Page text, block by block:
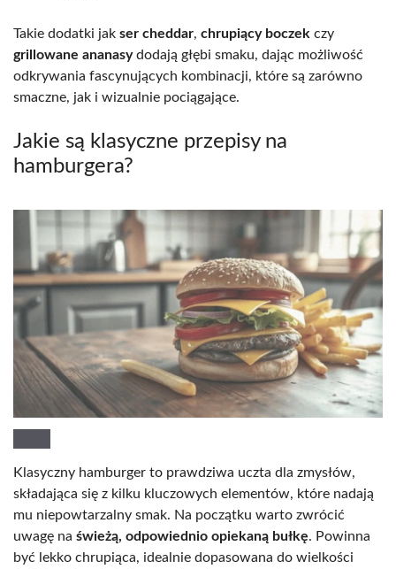
Takie dodatki jak ser cheddar, chrupiący boczek czy
grillowane ananasydodają głębi smaku, dając możliwość
odkrywania fascynujących kombinacji, które są zarówno
smaczne, jak i wizualnie pociągające.
Jakie są klasyczne przepisy na
hamburgera?
Klasyczny hamburger to prawdziwa uczta dla zmysłów,
składająca się z kilku kluczowych elementów, które nadają
mu niepowtarzalny smak. Na początku warto zwrócić
uwagę na świeżą, odpowiednio opiekaną bułkę. Powinna
być lekko chrupiąca, idealnie dopasowana do wielkości